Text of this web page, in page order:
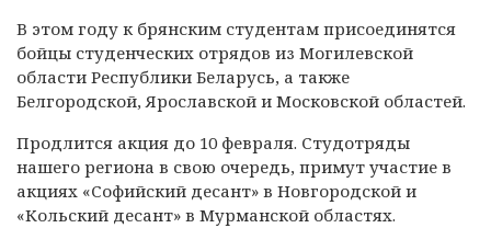
В этом году к брянским студентам присоединятся
бойцы студенческих отрядов из Могилевской
области Республики Беларусь, а также
Белгородской, Ярославской и Московской областей.
Продлится акция до 10 февраля. Студотряды
нашего региона в свою очередь, примут участие в
акциях «Софийский десант» в Новгородской и
«Кольский десант» в Мурманской областях.